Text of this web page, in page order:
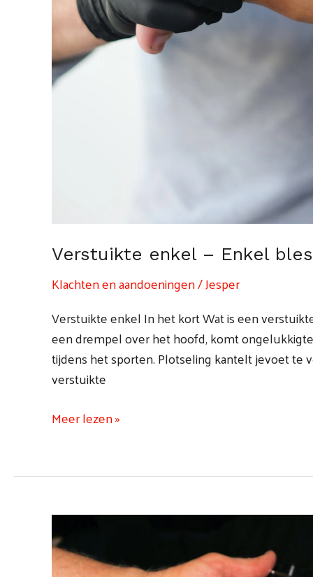
Verstuikte enkel – Enkel
Klachten en aandoeningen/Jesper
Verstuikte enkel In het kort Wat is een
een drempel over het hoofd, komt
tijdens het sporten. Plotseling kantelt jevoet te
verstuikte
Meer lezen »
te
handelen